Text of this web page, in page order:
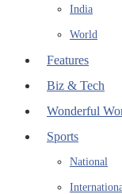
India
World
Features
Biz & Tech
Wonderful
Sports
National